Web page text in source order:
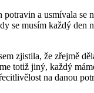
a usmívala se
se musím každý
zjistila, že zřejmě
totiž jiný, každý
na danou